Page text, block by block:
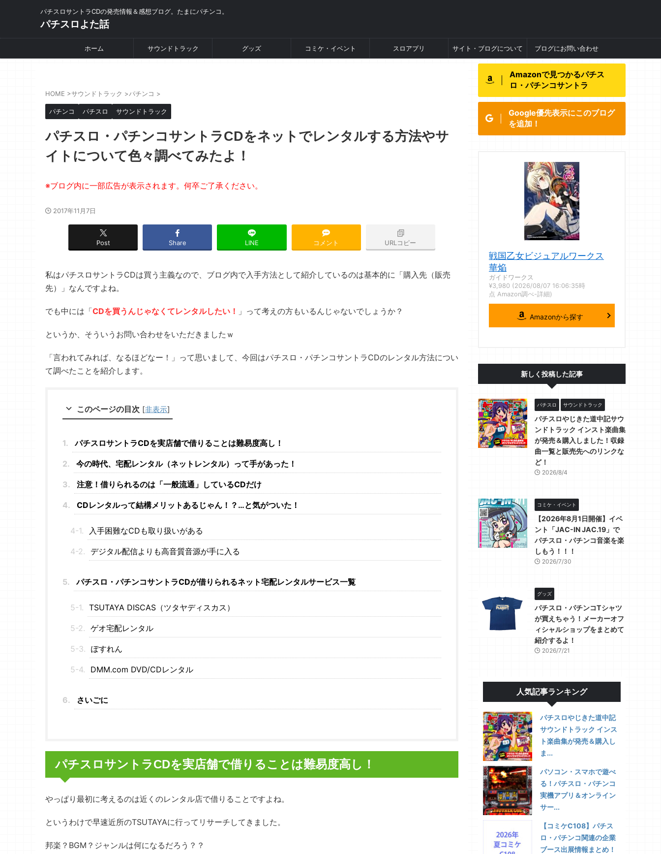
パチスロサントラCDの発売情報＆感想ブログ。たまにパチンコ。
パチスロよた話
ホーム サウンドトラック グッズ コミケ・イベント スロアプリ サイト・ブログについて ブログにお問い合わせ
HOME >サウンドトラック >パチンコ >
パチンコ パチスロ サウンドトラック
パチスロ・パチンコサントラCDをネットでレンタルする方法やサ
イトについて色々調べてみたよ！
2017年11月7日
Post Share LINE コメント URLコピー
私はパチスロサントラCDは買う主義なので、ブログ内で入手方法として紹介しているのは基本的に「購入先（販売
先）」なんですよね。
でも中には「CDを買うんじゃなくてレンタルしたい！ 」って考えの方もいるんじゃないでしょうか？
というか、そういうお問い合わせをいただきましたｗ
「言われてみれば、なるほどなー！」って思いまして、今回はパチスロ・パチンコサントラCDのレンタル方法につい
て調べたことを紹介します。
このページの目次 [非表示]
パチスロサントラCDを実店舗で借りることは難易度高し！
今の時代、宅配レンタル（ネットレンタル）って手があった！
注意！借りられるのは「一般流通」しているCDだけ
CDレンタルって結構メリットあるじゃん！？…と気がついた！
入手困難なCDも取り扱いがある
デジタル配信よりも高音質音源が手に入る
パチスロ・パチンコサントラCDが借りられるネット宅配レンタルサービス一覧
TSUTAYA DISCAS（ツタヤディスカス）
ゲオ宅配レンタル
ぽすれん
DMM.com DVD/CDレンタル
さいごに
パチスロサントラCDを実店舗で借りることは難易度高し！
やっぱり最初に考えるのは近くのレンタル店で借りることですよね。
というわけで早速近所のTSUTAYAに行ってリサーチしてきました。
邦楽？BGM？ジャンルは何になるだろう？？
Amazonで見つかるパチス
ロ・パチンコサントラ
Google優先表示にこのブログ
を追加！
戦国乙女ビジュアルワークス
華焔
ガイドワークス
¥3,980 (2026/08/07 16:06:35時
点 Amazon調べ-詳細)
Amazonから探す
新しく投稿した記事
パチスロ サウンドトラック
パチスロやじきた道中記サウ
ンドトラック インスト楽曲集
が発売＆購入しました！収録
曲一覧と販売先へのリンクな
ど！
2026/8/4
コミケ・イベント
【2026年8月1日開催】イベ
ント「JAC-IN JAC.19」で
パチスロ・パチンコ音楽を楽
しもう！！！
2026/7/30
グッズ
パチスロ・パチンコTシャツ
が買えちゃう！メーカーオフ
ィシャルショップをまとめて
紹介するよ！
2026/7/21
人気記事ランキング
パチスロやじきた道中記
サウンドトラック インス
ト楽曲集が発売＆購入し
ま...
パソコン・スマホで遊べ
る！パチスロ・パチンコ
実機アプリ＆オンライン
サー...
【コミケC108】パチス
ロ・パチンコ関連の企業
ブース出展情報まとめ！